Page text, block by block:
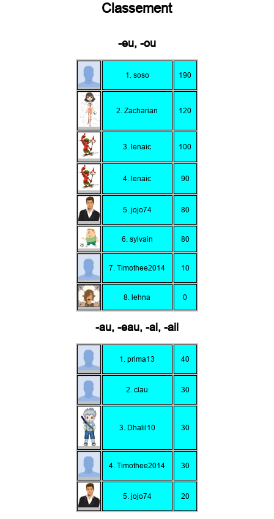
Classement
-eu, -ou
1. soso 190
2. Zacharian 120
3. lenaic 100
4. lenaic 90
5. jojo74 80
6. sylvain 80
7. Timothee2014 10
8. lehna 0
-au, -eau, -al, -ail
1. prima13 40
2. clau 30
3. Dhalil10 30
4. Timothee2014 30
5. jojo74 20